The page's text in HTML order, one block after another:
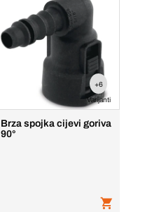
+6
Varijanti
Brza spojka cijevi goriva
90°